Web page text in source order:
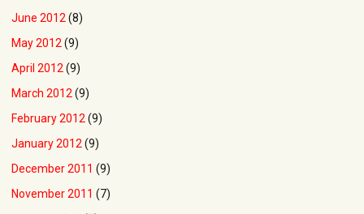
June 2012 (8)
May 2012 (9)
April 2012 (9)
March 2012 (9)
February 2012 (9)
January 2012 (9)
December 2011 (9)
November 2011 (7)